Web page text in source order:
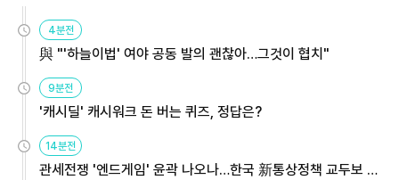
4분전
與 "'하늘이법' 여야 공동 발의 괜찮아…그것이 협치"
9분전
'캐시딜' 캐시워크 돈 버는 퀴즈, 정답은?
14분전
관세전쟁 '엔드게임' 윤곽 나오나…한국 新통상정책 교두보 활